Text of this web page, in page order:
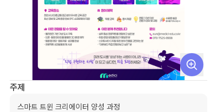
주제
스마트 트윈 크리에이터 양성 과정